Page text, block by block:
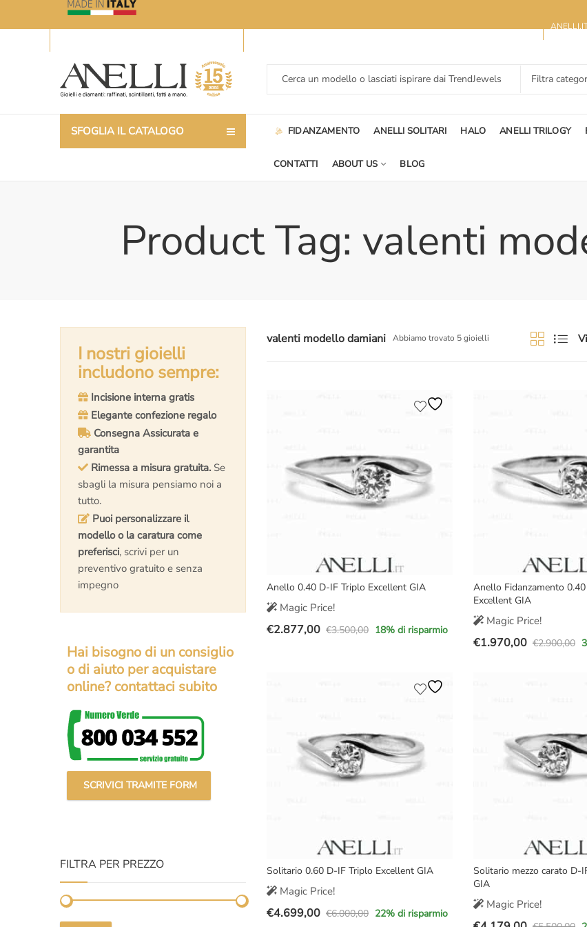
SFOGLIA IL CATALOGO FIDANZAMENTO ANELLI SOLITARI HALO ANELLI TRILOGY
CONTATTI ABOUT US BLOG
Product Tag: valenti
valenti modello damiani Abbiamo trovato 5 gioielli
Anello 0.40 D-IF Triplo Excellent GIA
Magic Price!
€3.500,00
Il
€2.877,00
Il
18% di risparmio
Anello Fidanzamento
Excellent GIA
Magic Price!
€2.900,00
Il
€1.970,00
Il
Solitario 0.60 D-IF Triplo Excellent GIA
Magic Price!
€6.000,00
Il
€4.699,00
Il
22% di risparmio
Solitario mezzo carato D-
GIA
Magic Price!
I nostri gioielli
includono sempre:
Incisione interna gratis
Elegante confezione regalo
Consegna Assicurata e
garantita
Rimessa a misura gratuita. Se
sbagli la misura pensiamo noi a
tutto.
Puoi personalizzare il
modello o la caratura come
preferisci, scrivi per un
preventivo gratuito e senza
impegno
Hai bisogno di un consiglio
o di aiuto per acquistare
online? contattaci subito
SCRIVICI TRAMITE FORM
FILTRA PER PREZZO